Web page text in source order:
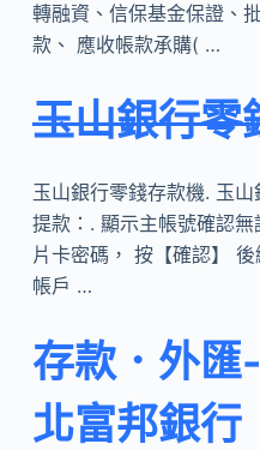
轉融資、信保基金保證、
款、 應收帳款承購( …
玉山銀行零
玉山銀行零錢存款機. 玉
提款：. 顯示主帳號確認
片卡密碼， 按【確認】
帳戶 …
存款．外
北富邦銀行